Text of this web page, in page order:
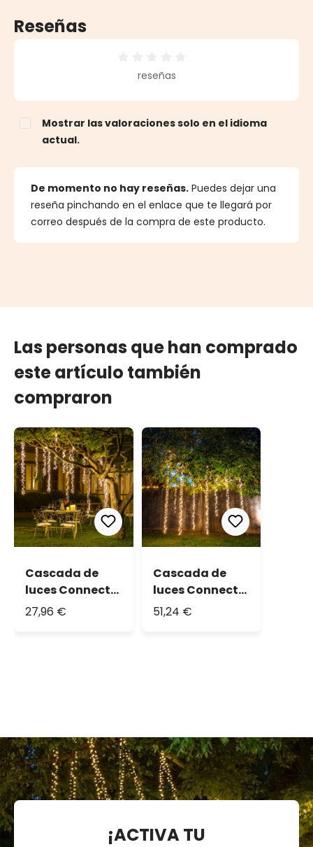
Reseñas
Calificación promedio de 0 de 5 estrellas
reseñas
Mostrar las valoraciones solo en el idioma
actual.
De momento no hay reseñas. Puedes dejar una
reseña pinchando en el enlace que te llegará por
correo después de la compra de este producto.
Las personas que han comprado
este artículo también
compraron
Cascada de
luces Connect+
3 festones, 300
27,96 €
Cascada de
luces Connect+
3 festones, 600
51,24 €
¡ACTIVA TU